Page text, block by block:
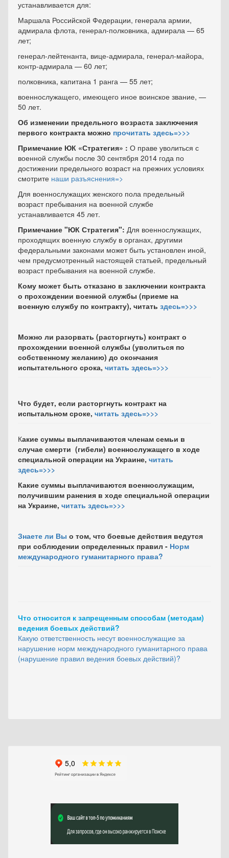
устанавливается для:
Маршала Российской Федерации, генерала армии,
адмирала флота, генерал-полковника, адмирала — 65
лет;
генерал-лейтенанта, вице-адмирала, генерал-майора,
контр-адмирала — 60 лет;
полковника, капитана 1 ранга — 55 лет;
военнослужащего, имеющего иное воинское звание, —
50 лет.
Об изменении предельного возраста заключения
первого контракта можно прочитать здесь=>>>
Примечание ЮК «Стратегия» : О праве уволиться с
военной службы после 30 сентября 2014 года по
достижении предельного возраст на прежних условиях
смотрите наши разъяснения=>
Для военнослужащих женского пола предельный
возраст пребывания на военной службе
устанавливается 45 лет.
Примечание "ЮК Стратегия": Для военнослужащих,
проходящих военную службу в органах, другими
федеральными законами может быть установлен иной,
чем предусмотренный настоящей статьей, предельный
возраст пребывания на военной службе.
Кому может быть отказано в заключении контракта
о прохождении военной службы (приеме на
военную службу по контракту), читать здесь=>>>
Можно ли разорвать (расторгнуть) контракт о
прохождении военной службы (уволиться по
собственному желанию) до окончания
испытательного срока, читать здесь=>>>
Что будет, если расторгнуть контракт на
испытальном сроке, читать здесь=>>>
Какие суммы выплачиваются членам семьи в
случае смерти (гибели) военнослужащего в ходе
специальной операции на Украине, читать
здесь=>>>
Какие суммы выплачиваются военнослужащим,
получившим ранения в ходе специальной операции
на Украине, читать здесь=>>>
Знаете ли Вы о том, что боевые действия ведутся
при соблюдении определенных правил - Норм
международного гуманитарного права?
Что относится к запрещенным способам (методам)
ведения боевых действий?
Какую ответственность несут военнослужащие за
нарушение норм международного гуманитарного права
(нарушение правил ведения боевых действий)?